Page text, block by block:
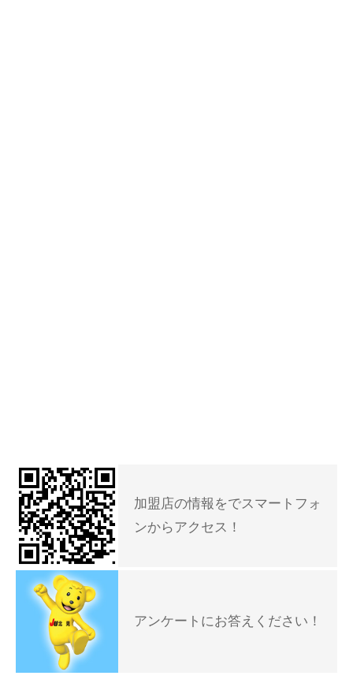
加盟店の情報をでスマートフォ
ンからアクセス！
アンケートにお答えください！